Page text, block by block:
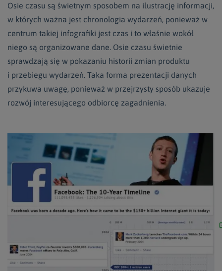
Osie czasu są świetnym sposobem na ilustrację informacji,
w których ważna jest chronologia wydarzeń, ponieważ w
centrum takiej infografiki jest czas i to właśnie wokół
niego są organizowane dane. Osie czasu świetnie
sprawdzają się w pokazaniu historii zmian produktu
i przebiegu wydarzeń. Taka forma prezentacji danych
przykuwa uwagę, ponieważ w przejrzysty sposób ukazuje
rozwój interesującego odbiorcę zagadnienia.